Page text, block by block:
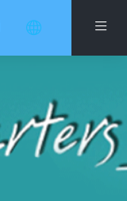
واجهة جانبية